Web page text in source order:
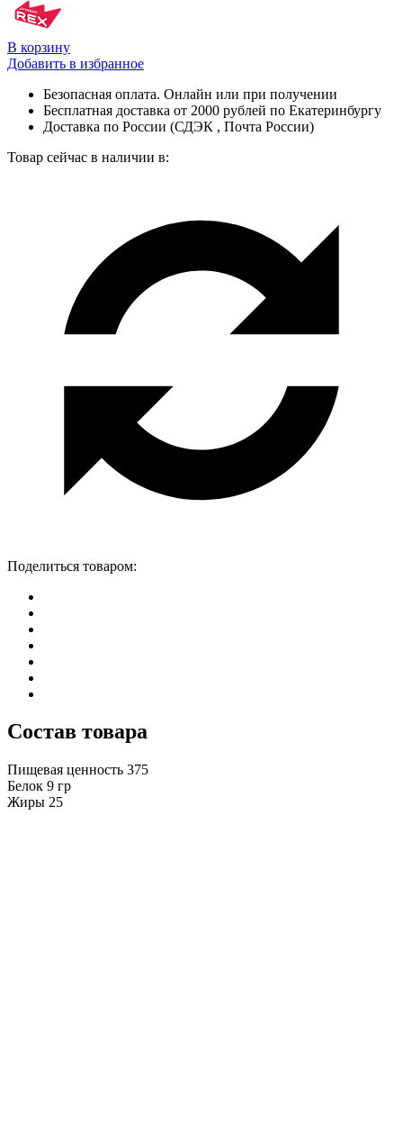
В корзину
Добавить в избранное
Безопасная оплата. Онлайн или при получении
Бесплатная доставка от 2000 рублей по Екатеринбургу
Доставка по России (СДЭК , Почта России)
Товар сейчас в наличии в:
Поделиться товаром:
Состав товара
Пищевая ценность 375
Белок 9 гр
Жиры 25